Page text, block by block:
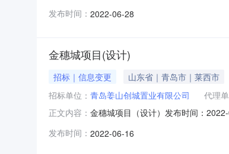
岛高新技术产业开发区管理委员会建
发布时间： 2022-06-28
金穗城项目(设计)
招标｜信息变更
山东省｜青岛市｜莱西市
招标单位： 青岛姜山创城置业有限公司 代理
正文内容： 金穗城项目（设计）发布时间：
询有限公司联系人：侯姝彤联系电话
发布时间： 2022-06-16